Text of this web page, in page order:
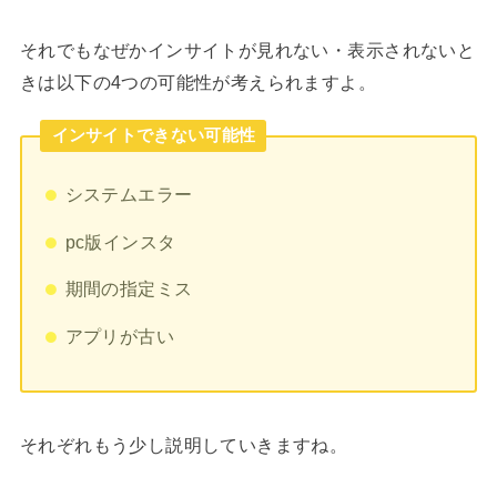
それでもなぜかインサイトが見れない・表示されないと
きは以下の4つの可能性が考えられますよ。
インサイトできない可能性
システムエラー
pc版インスタ
期間の指定ミス
アプリが古い
それぞれもう少し説明していきますね。